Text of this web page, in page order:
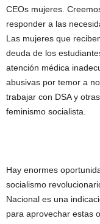
CEOs mujeres.
responder a las
Las mujeres que
deuda de los
atención médica
abusivas por temor a
trabajar con DSA y
feminismo socialista.
Hay enormes
socialismo
Nacional es una
para aprovechar estas